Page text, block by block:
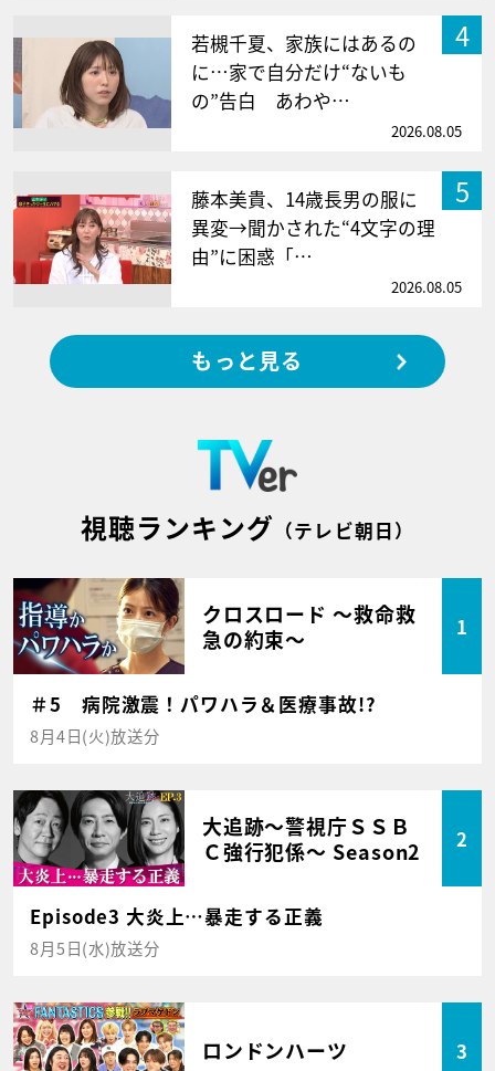
4
若槻千夏、家族にはあるの
に…家で自分だけ“ないも
の”告白 あわや…
2026.08.05
5
藤本美貴、14歳長男の服に
異変→聞かされた“4文字の理
由”に困惑「…
2026.08.05
もっと見る
視聴ランキング （テレビ朝日）
クロスロード ～救命救
急の約束～
1
＃5 病院激震！パワハラ＆医療事故!?
8月4日(火)放送分
大追跡～警視庁ＳＳＢ
Ｃ強行犯係～ Season2
2
Episode3 大炎上…暴走する正義
8月5日(水)放送分
ロンドンハーツ 3